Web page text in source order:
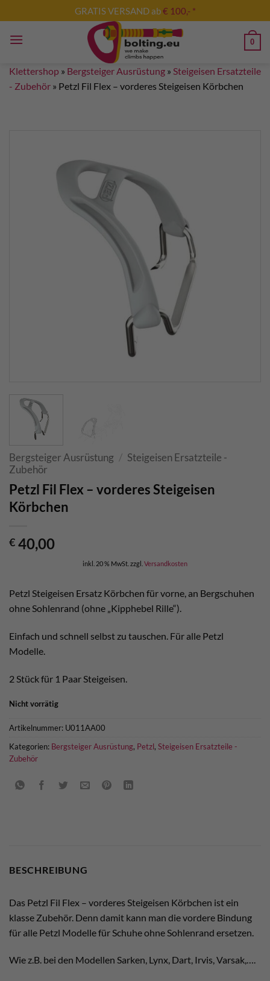
Inhalt
springen
GRATIS VERSAND ab€ 100,- *
0
Klettershop » Bergsteiger Ausrüstung » Steigeisen Ersatzteile
- Zubehör » Petzl Fil Flex – vorderes Steigeisen Körbchen
Bergsteiger Ausrüstung / Steigeisen Ersatzteile -
Zubehör
Petzl Fil Flex – vorderes Steigeisen
Körbchen
€ 40,00
inkl. 20 % MwSt. zzgl. Versandkosten
Petzl Steigeisen Ersatz Körbchen für vorne, an Bergschuhen
ohne Sohlenrand (ohne „Kipphebel Rille“).
Einfach und schnell selbst zu tauschen. Für alle Petzl
Modelle.
2 Stück für 1 Paar Steigeisen.
Nicht vorrätig
Artikelnummer: U011AA00
Kategorien: Bergsteiger Ausrüstung, Petzl, Steigeisen Ersatzteile -
Zubehör
BESCHREIBUNG
Das Petzl Fil Flex – vorderes Steigeisen Körbchen ist ein
klasse Zubehör. Denn damit kann man die vordere Bindung
für alle Petzl Modelle für Schuhe ohne Sohlenrand ersetzen.
Wie z.B. bei den Modellen Sarken, Lynx, Dart, Irvis, Varsak,….